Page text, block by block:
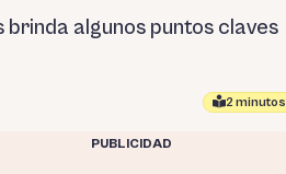
algunos puntos claves
2 minutos
PUBLICIDAD